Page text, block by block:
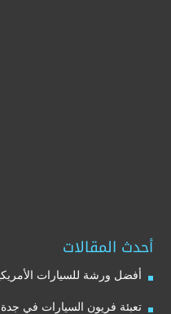
أحدث المقالات
أفضل ورشة للسيارات
تعبئة فريون السيارات في جدة